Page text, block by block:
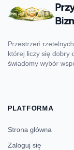
Przestrzeń
której liczy się dobry
świadomy wybór
PLATFORMA
Strona główna
Zaloguj się